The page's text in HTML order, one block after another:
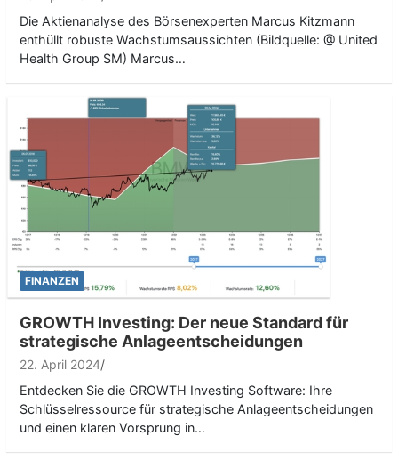
Die Aktienanalyse des Börsenexperten Marcus Kitzmann
enthüllt robuste Wachstumsaussichten (Bildquelle: @ United
Health Group SM) Marcus…
FINANZEN
GROWTH Investing: Der neue Standard für
strategische Anlageentscheidungen
22. April 2024
Entdecken Sie die GROWTH Investing Software: Ihre
Schlüsselressource für strategische Anlageentscheidungen
und einen klaren Vorsprung in…